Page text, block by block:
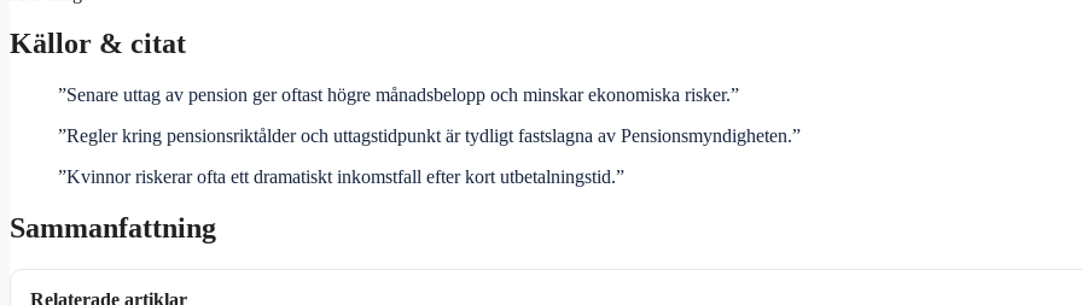
Källor & citat
”Senare uttag av pension ger oftast högre månadsbelopp och minskar ekonomiska risker.”
”Regler kring pensionsriktålder och uttagstidpunkt är tydligt fastslagna av Pensionsmyndigheten.”
”Kvinnor riskerar ofta ett dramatiskt inkomstfall efter kort utbetalningstid.”
Sammanfattning
Relaterade artiklar